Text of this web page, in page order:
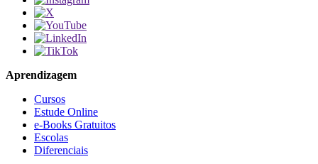
Aprendizagem
Cursos
Estude Online
e-Books Gratuitos
Escolas
Diferenciais